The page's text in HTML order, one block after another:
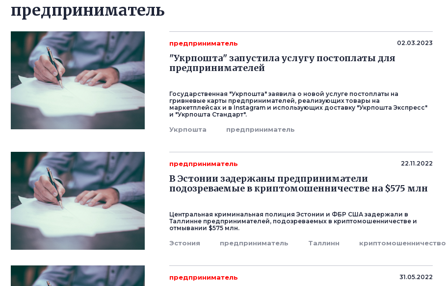
предприниматель
предприниматель 02.03.2023
"Укрпошта" запустила услугу постоплаты для
предпринимателей
Государственная "Укрпошта" заявила о новой услуге постоплаты на
гривневые карты предпринимателей, реализующих товары на
маркетплейсах и в Instagram и использующих доставку "Укрпошта Экспресс"
и "Укрпошта Стандарт".
Укрпошта предприниматель
предприниматель 22.11.2022
В Эстонии задержаны предприниматели
подозреваемые в криптомошенничестве на $575 млн
Центральная криминальная полиция Эстонии и ФБР США задержали в
Таллинне предпринимателей, подозреваемых в криптомошенничестве и
отмывании $575 млн.
Эстония предприниматель Таллинн криптомошенничество
предприниматель 31.05.2022